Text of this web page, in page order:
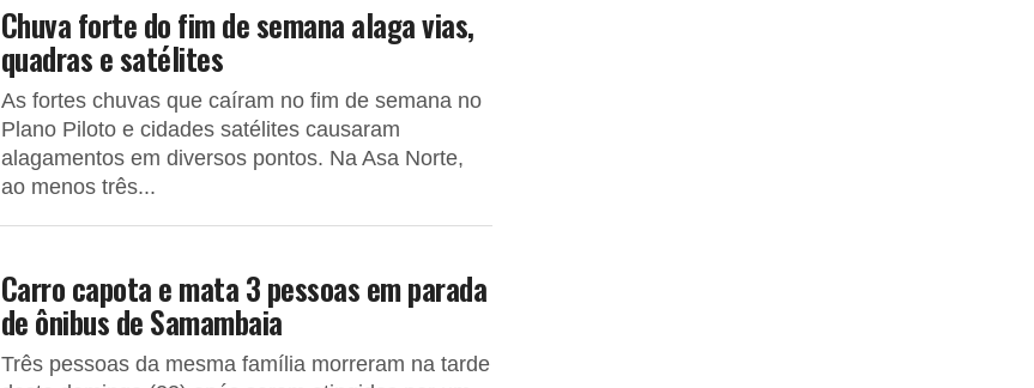
Chuva forte do fim de semana alaga vias,
quadras e satélites
As fortes chuvas que caíram no fim de semana no
Plano Piloto e cidades satélites causaram
alagamentos em diversos pontos. Na Asa Norte,
ao menos três...
Carro capota e mata 3 pessoas em parada
de ônibus de Samambaia
Três pessoas da mesma família morreram na tarde